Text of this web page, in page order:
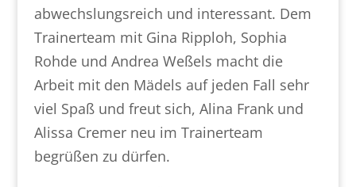
abwechslungsreich und interessant. Dem
Trainerteam mit Gina Ripploh, Sophia
Rohde und Andrea Weßels macht die
Arbeit mit den Mädels auf jeden Fall sehr
viel Spaß und freut sich, Alina Frank und
Alissa Cremer neu im Trainerteam
begrüßen zu dürfen.